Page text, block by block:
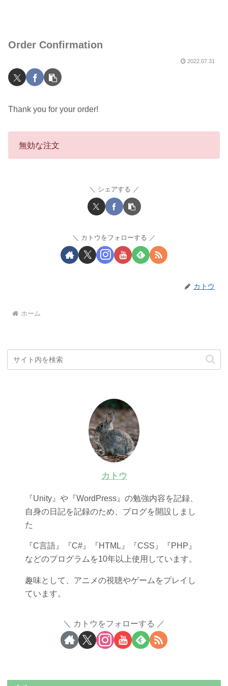
Order Confirmation
2022.07.31
Thank you for your order!
無効な注文
シェアする
カトウをフォローする
カトウ
ホーム
カトウ
『Unity』や『WordPress』の勉強内容を記録、
自身の日記を記録のため、ブログを開設しまし
た
『C言語』『C#』『HTML』『CSS』『PHP』
などのプログラムを10年以上使用しています。
趣味として、アニメの視聴やゲームをプレイし
ています。
カトウをフォローする